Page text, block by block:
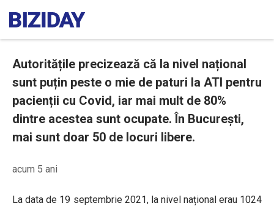
Autoritățile precizează că la nivel național
sunt puțin peste o mie de paturi la ATI pentru
pacienții cu Covid, iar mai mult de 80%
dintre acestea sunt ocupate. În București,
mai sunt doar 50 de locuri libere.
acum 5 ani
La data de 19 septembrie 2021, la nivel național erau 1024